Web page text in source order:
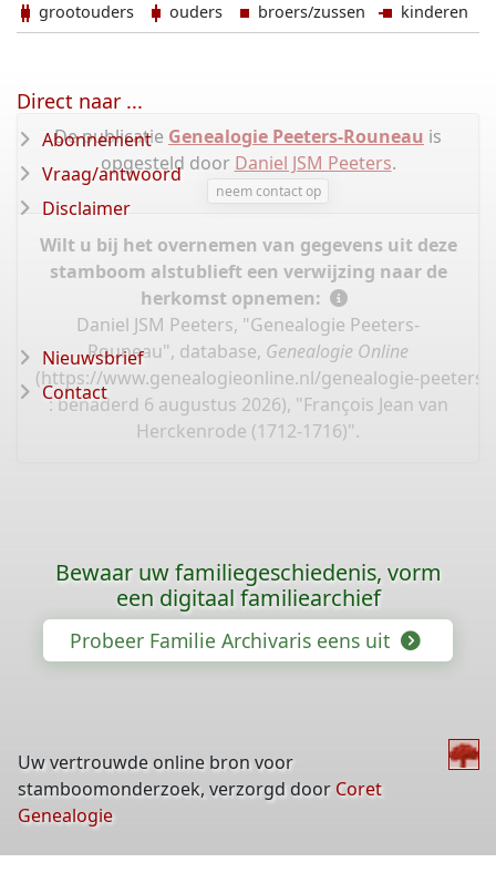
grootouders
ouders broers/zussen kinderen
De publicatie Genealogie Peeters-Rouneau is
opgesteld door Daniel JSM Peeters.
neem contact op
Wilt u bij het overnemen van gegevens uit deze
stamboom alstublieft een verwijzing naar de
herkomst opnemen:
Daniel JSM Peeters, "Genealogie Peeters-
Rouneau", database, Genealogie Online
(https://www.genealogieonline.nl/genealogie-
: benaderd 6 augustus 2026), "François Jean van
Herckenrode (1712-1716)".
Direct naar ...
Abonnement
Vraag/antwoord
Disclaimer
Nieuwsbrief
Contact
Bewaar uw familiegeschiedenis, vorm
een digitaal familiearchief
Probeer Familie Archivaris eens uit
Uw vertrouwde online bron voor
stamboomonderzoek, verzorgd door Coret
Genealogie